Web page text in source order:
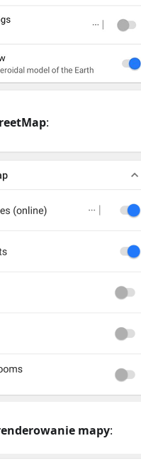
:
mapy: